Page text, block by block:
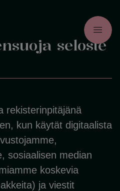
menu
seloste
rekisterinpitäjänä
kun käytät digitaalista
sosiaalisen median
koskevia
ja viestit